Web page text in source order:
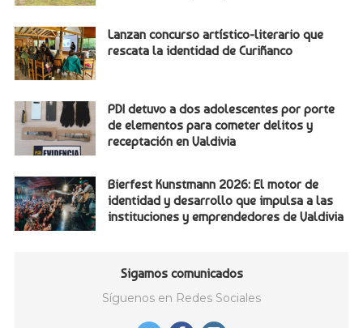
Lanzan concurso artístico-literario que
rescata la identidad de Curiñanco
PDI detuvo a dos adolescentes por porte
de elementos para cometer delitos y
receptación en Valdivia
Bierfest Kunstmann 2026: El motor de
identidad y desarrollo que impulsa a las
instituciones y emprendedores de Valdivia
Sigamos comunicados
Síguenos en Redes Sociales